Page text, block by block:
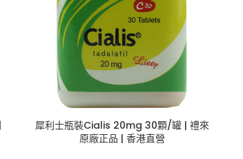
犀利士瓶裝Cialis 20mg 30顆/罐 | 禮來
原廠正品 | 香港直營